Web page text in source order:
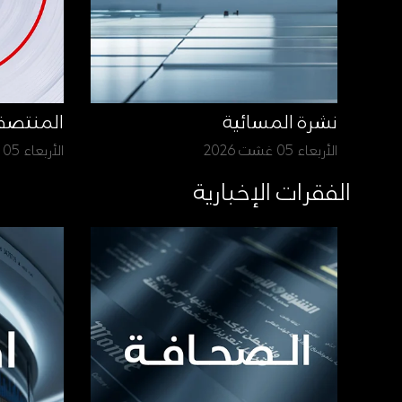
نشرة المسائية
الأربعاء 05 غشت 2026 الأربعاء 05 غشت 2026
الفقرات الإخبارية